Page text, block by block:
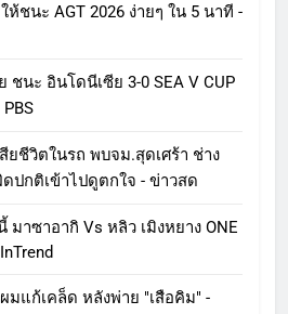
ห้ชนะ AGT 2026 ง่ายๆ ใน 5 นาที -
ชนะ อินโดนีเซีย 3-0 SEA V CUP
ยชีวิตในรถ พบจม.สุดเศร้า ช่าง
ปกติเข้าไปดูตกใจ - ข่าวสด
าซาอากิ Vs หลิว เมิงหยาง ONE
มแก้เคล็ด หลังพ่าย "เสือคิม" -